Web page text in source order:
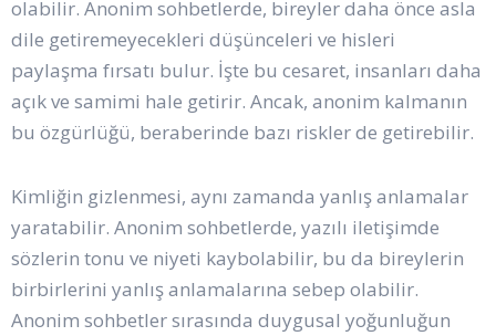
olabilir. Anonim sohbetlerde, bireyler daha önce asla
dile getiremeyecekleri düşünceleri ve hisleri
paylaşma fırsatı bulur. İşte bu cesaret, insanları daha
açık ve samimi hale getirir. Ancak, anonim kalmanın
bu özgürlüğü, beraberinde bazı riskler de getirebilir.
Kimliğin gizlenmesi, aynı zamanda yanlış anlamalar
yaratabilir. Anonim sohbetlerde, yazılı iletişimde
sözlerin tonu ve niyeti kaybolabilir, bu da bireylerin
birbirlerini yanlış anlamalarına sebep olabilir.
Anonim sohbetler sırasında duygusal yoğunluğun